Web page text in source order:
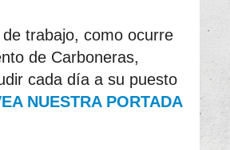
trabajo, como ocurre
de Carboneras,
cada día a su puesto
NUESTRA PORTADA